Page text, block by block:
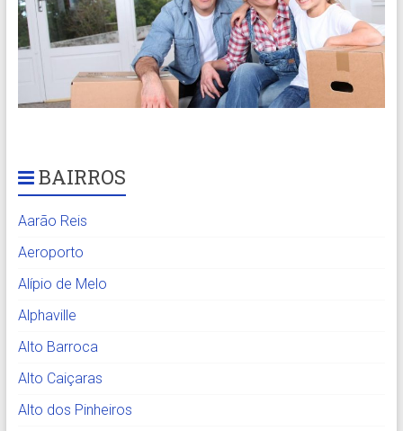
BAIRROS
Aarão Reis
Aeroporto
Alípio de Melo
Alphaville
Alto Barroca
Alto Caiçaras
Alto dos Pinheiros